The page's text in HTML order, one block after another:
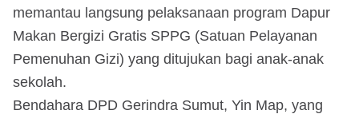
memantau langsung pelaksanaan program Dapur
Makan Bergizi Gratis SPPG (Satuan Pelayanan
Pemenuhan Gizi) yang ditujukan bagi anak-anak
sekolah.
Bendahara DPD Gerindra Sumut, Yin Map, yang